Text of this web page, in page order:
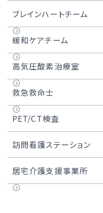
ブレインハートチーム
緩和ケアチーム
高気圧酸素治療室
救急救命士
PET/CT検査
PET/CT検査とは
検査の流れ
訪問看護ステーション
千葉西訪問看護ステー
居宅介護支援事業所